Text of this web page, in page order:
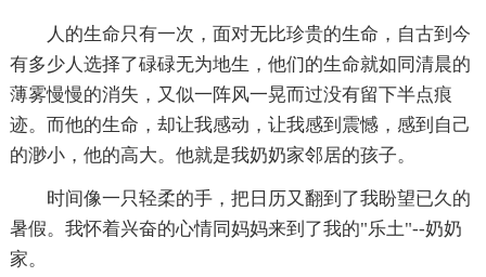
人的生命只有一次，面对无比珍贵的生命，自古到今
有多少人选择了碌碌无为地生，他们的生命就如同清晨的
薄雾慢慢的消失，又似一阵风一晃而过没有留下半点痕
迹。而他的生命，却让我感动，让我感到震憾，感到自己
的渺小，他的高大。他就是我奶奶家邻居的孩子。
时间像一只轻柔的手，把日历又翻到了我盼望已久的
暑假。我怀着兴奋的心情同妈妈来到了我的"乐土"--奶奶
家。